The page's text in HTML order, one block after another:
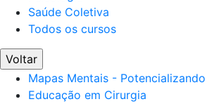
Saúde Coletiva
Todos os cursos
Voltar
Mapas Mentais -
Educação em Cirurgia